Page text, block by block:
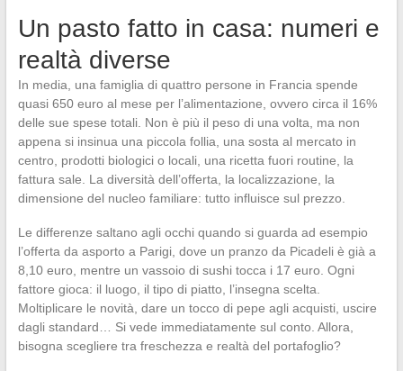
Un pasto fatto in casa: numeri e
realtà diverse
In media, una famiglia di quattro persone in Francia spende
quasi 650 euro al mese per l’alimentazione, ovvero circa il 16%
delle sue spese totali. Non è più il peso di una volta, ma non
appena si insinua una piccola follia, una sosta al mercato in
centro, prodotti biologici o locali, una ricetta fuori routine, la
fattura sale. La diversità dell’offerta, la localizzazione, la
dimensione del nucleo familiare: tutto influisce sul prezzo.
Le differenze saltano agli occhi quando si guarda ad esempio
l’offerta da asporto a Parigi, dove un pranzo da Picadeli è già a
8,10 euro, mentre un vassoio di sushi tocca i 17 euro. Ogni
fattore gioca: il luogo, il tipo di piatto, l’insegna scelta.
Moltiplicare le novità, dare un tocco di pepe agli acquisti, uscire
dagli standard… Si vede immediatamente sul conto. Allora,
bisogna scegliere tra freschezza e realtà del portafoglio?